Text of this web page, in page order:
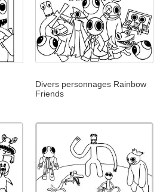
Divers personnages Rainbow
Friends